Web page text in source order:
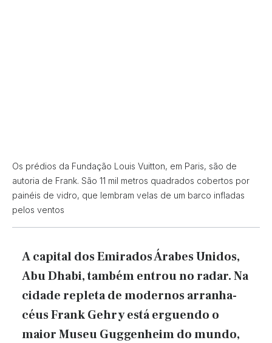
Os prédios da Fundação Louis Vuitton, em Paris, são de
autoria de Frank. São 11 mil metros quadrados cobertos por
painéis de vidro, que lembram velas de um barco infladas
pelos ventos
A capital dos Emirados Árabes Unidos,
Abu Dhabi, também entrou no radar. Na
cidade repleta de modernos arranha-
céus Frank Gehry está erguendo o
maior Museu Guggenheim do mundo,